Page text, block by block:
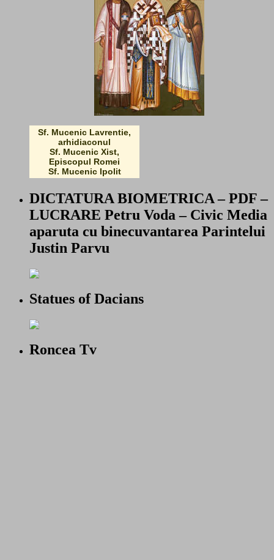
Sf. Mucenic Lavrentie,
arhidiaconul
Sf. Mucenic Xist,
Episcopul Romei
Sf. Mucenic Ipolit
DICTATURA BIOMETRICA – PDF –
LUCRARE Petru Voda – Civic Media
aparuta cu binecuvantarea Parintelui
Justin Parvu
Statues of Dacians
Roncea Tv